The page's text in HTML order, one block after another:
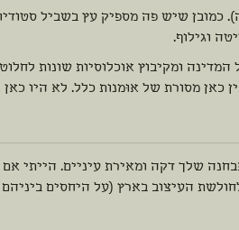
כמובן שיש פה מספיק עץ בשביל
וגילוף.
ומקיבוץ אוכלוסיות שונות
כאן מסורת של אוּמנות כלל. לא היו
שלך דקה ומאירת עיניים. הייתי אם